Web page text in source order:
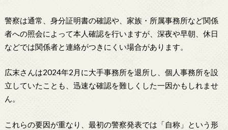
警察は通常、身分証明書の確認や、家族・所属事務所など関係
者への照会によって本人確認を行いますが、深夜や早朝、休日
などでは関係者と連絡がつきにくい場合があります。
広末さんは2024年2月に大手事務所を退所し、個人事務所を設
立していたことも、迅速な確認を難しくした一因かもしれませ
ん。
これらの要因が重なり、最初の警察発表では「自称」という形